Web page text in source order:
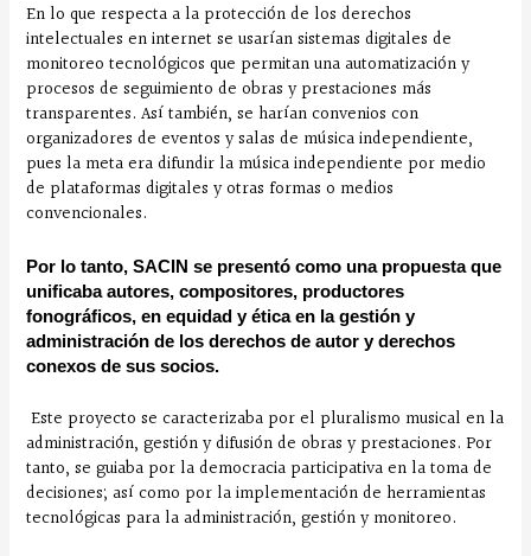
En lo que respecta a la protección de los derechos
intelectuales en internet se usarían sistemas digitales de
monitoreo tecnológicos que permitan una automatización y
procesos de seguimiento de obras y prestaciones más
transparentes. Así también, se harían convenios con
organizadores de eventos y salas de música independiente,
pues la meta era difundir la música independiente por medio
de plataformas digitales y otras formas o medios
convencionales.
Por lo tanto, SACIN se presentó como una propuesta que
unificaba autores, compositores, productores
fonográficos, en equidad y ética en la gestión y
administración de los derechos de autor y derechos
conexos de sus socios.
Este proyecto se caracterizaba por el pluralismo musical en la
administración, gestión y difusión de obras y prestaciones. Por
tanto, se guiaba por la democracia participativa en la toma de
decisiones; así como por la implementación de herramientas
tecnológicas para la administración, gestión y monitoreo.